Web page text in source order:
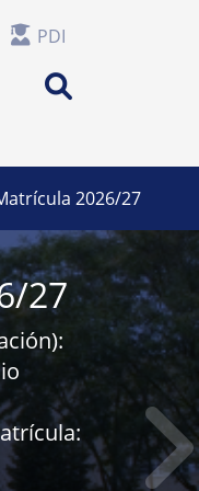
PDI
Search
2026/27
27